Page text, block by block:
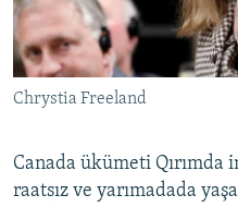
Русский
Українською
Chrystia Freeland
Canada ükümeti Qırımda
raatsız ve yarımadada